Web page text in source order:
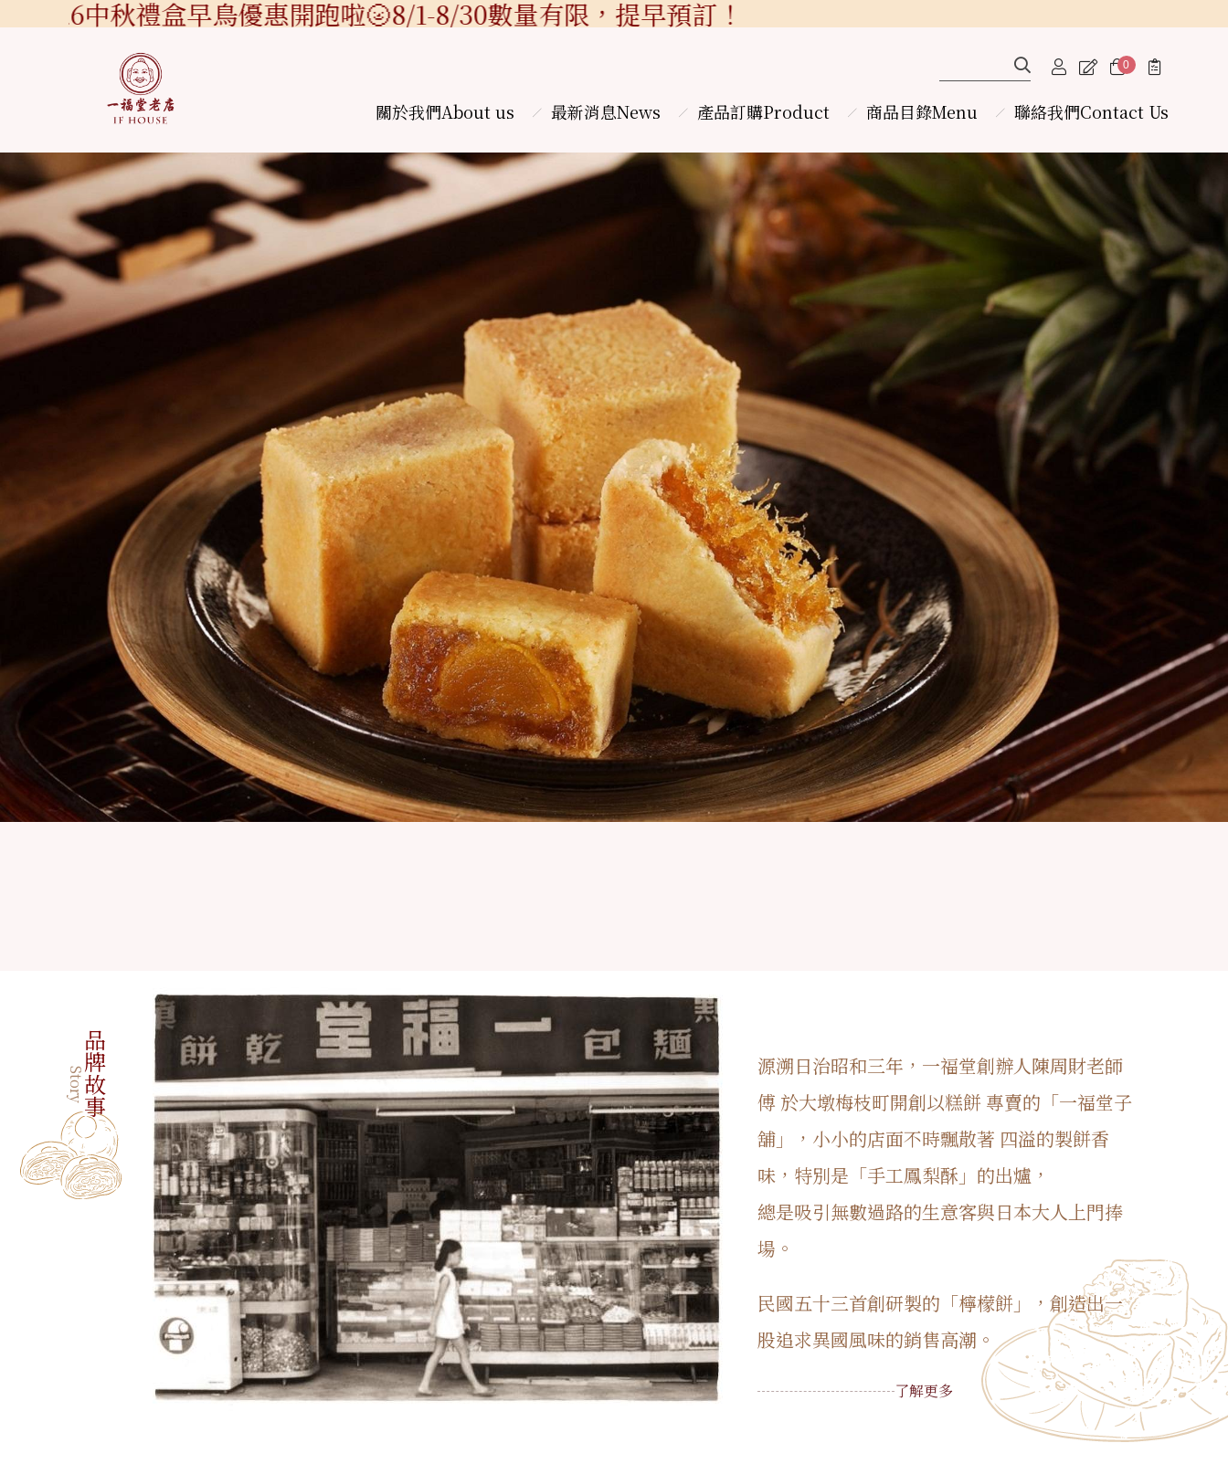
中秋禮盒早鳥優惠開跑啦🌝8/1-8/30數量有限，提早預訂！
0
關於我們About us 最新消息News 產品訂購Product 商品目錄Menu 聯絡我們Contact Us
品牌故事
Story
源溯日治昭和三年，一福堂創辦人陳周財老師
傅 於大墩梅枝町開創以糕餅 專賣的「一福堂子
舖」，小小的店面不時飄散著 四溢的製餅香
味，特別是「手工鳳梨酥」的出爐，
總是吸引無數過路的生意客與日本大人上門捧
場。
民國五十三首創研製的「檸檬餅」，創造出一
股追求異國風味的銷售高潮。
了解更多